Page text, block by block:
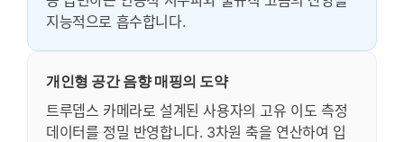
지능적으로 흡수합니다.
개인형 공간 음향 매핑의 도약
트루뎁스 카메라로 설계된 사용자의 고유 이도 측정
데이터를 정밀 반영합니다. 3차원 축을 연산하여 입